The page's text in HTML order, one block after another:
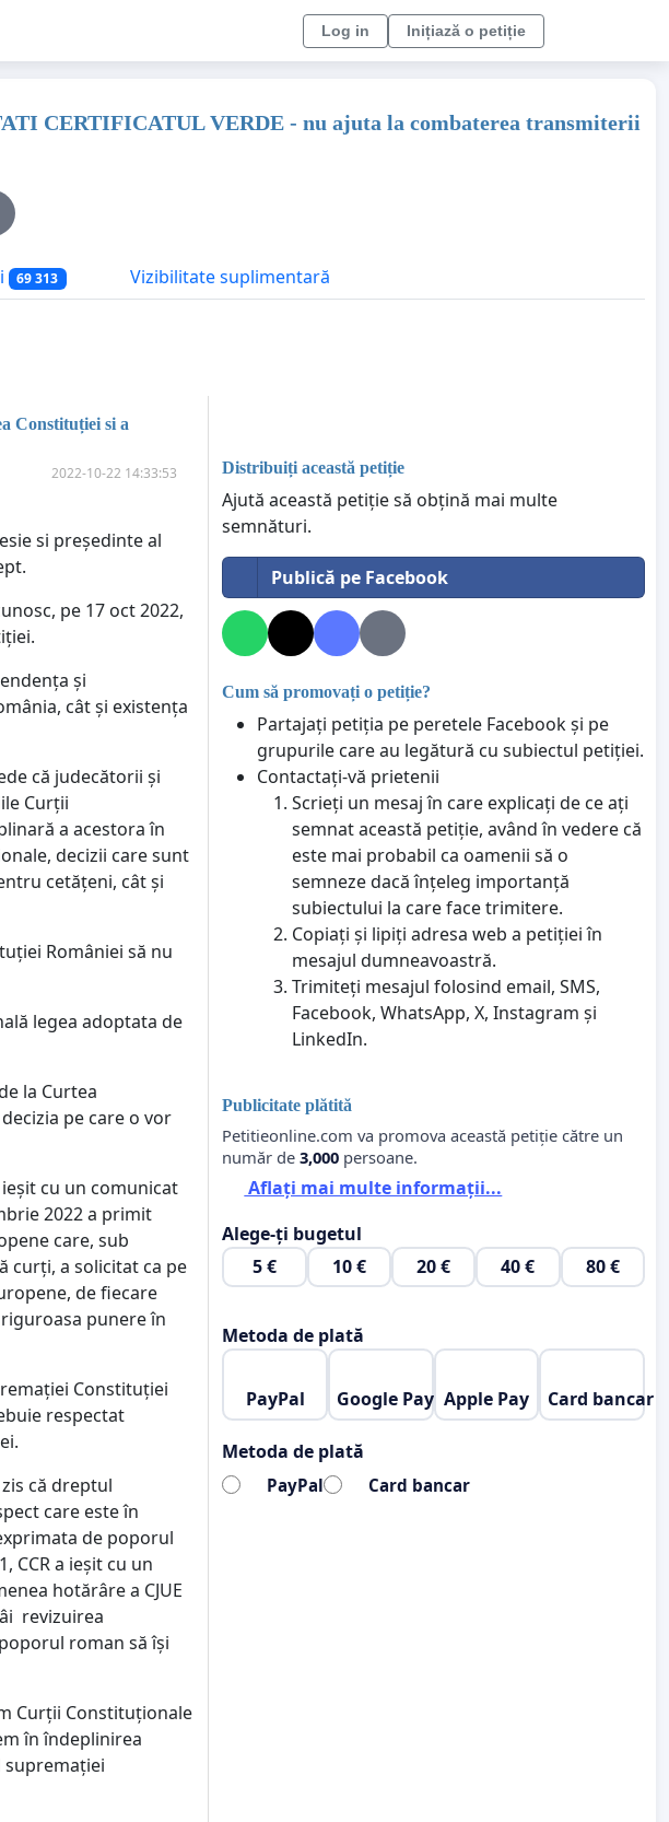
Log in Inițiază o petiție
CERTIFICATUL VERDE - nu ajuta la combaterea transmiterii
69 313 Vizibilitate suplimentară
Constituției si a
2022-10-22 14:33:53
si președinte al
pe 17 oct 2022,
și
cât și existența
că judecătorii și
Curții
a acestora în
decizii care sunt
cetățeni, cât și
României să nu
legea adoptata de
la Curtea
pe care o vor
cu un comunicat
2022 a primit
care, sub
curți, a solicitat ca pe
de fiecare
punere în
Constituției
respectat
că dreptul
care este în
de poporul
CCR a ieșit cu un
hotărâre a CJUE
revizuirea
roman să își
Curții Constituționale
în îndeplinirea
Distribuiți această petiție
Ajută această petiție să obțină mai multe
semnături.
Publică pe Facebook
Cum să promovați o petiție?
Partajați petiția pe peretele Facebook și pe
grupurile care au legătură cu subiectul petiției.
Contactați-vă prietenii
Scrieți un mesaj în care explicați de ce ați
semnat această petiție, având în vedere că
este mai probabil ca oamenii să o
semneze dacă înțeleg importanță
subiectului la care face trimitere.
Copiați și lipiți adresa web a petiției în
mesajul dumneavoastră.
Trimiteți mesajul folosind email, SMS,
Facebook, WhatsApp, X, Instagram și
LinkedIn.
Publicitate plătită
Petitieonline.com va promova această petiție către un
număr de3,000 persoane.
Aflați mai multe informații...
Alege-ți bugetul
5 €
10 € 20 € 40 € 80 €
Metoda de plată
PayPal Google Pay Apple Pay Card bancar
Metoda de plată
PayPal Card bancar